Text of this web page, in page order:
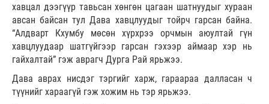
хавцал дээгүүр тавьсан хөнгөн цагаан шатнуудыг хураан
авсан байсан тул Дава хавцлуудыг тойрч гарсан байна.
“Алдварт Кхумбу мөсөн хүрхрээ орчмын аюултай гүн
хавцлуудаар шатгүйгээр гарсан гэхээр аймаар хэр нь
гайхалтай” гэж аврагч Дурга Рай ярьжээ.
Дава аврах нисдэг тэргийг харж, гараараа далласан ч
түүнийг хараагүй гэж хожим нь тэр ярьжээ.